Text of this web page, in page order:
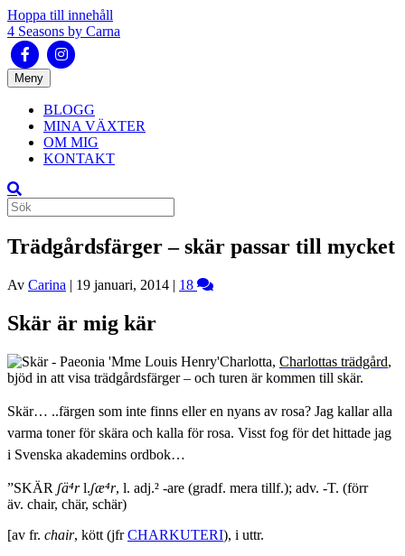
Hoppa till innehåll
4 Seasons by Carna
FacebookInstagram
Meny
BLOGG
MINA VÄXTER
OM MIG
KONTAKT
Trädgårdsfärger – skär passar till mycket
Av Carina | 19 januari, 2014 | 18
Skär är mig kär
Charlotta, Charlottas trädgård,
bjöd in att visa trädgårdsfärger – och turen är kommen till skär.
Skär… ..färgen som inte finns eller en nyans av rosa? Jag kallar alla
varma toner för skära och kalla för rosa. Visst fog för det hittade jag
i Svenska akademins ordbok…
”SKÄR ʃä⁴rl.ʃæ⁴r, l. adj.² -are (gradf. mera tillf.); adv. -T. (förr
äv. chair, chär, schär)
[av fr. chair, kött (jfrCHARKUTERI), i uttr.